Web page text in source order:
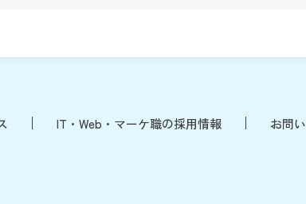
IT・Web・マーケ職の採用情報 お問